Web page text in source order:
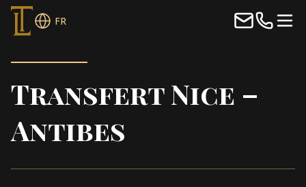
FR
Transfert Nice –
Antibes